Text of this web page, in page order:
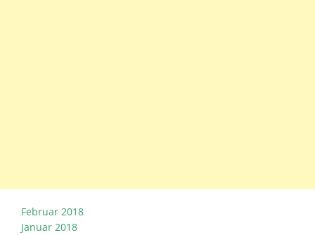
Februar 2018
Januar 2018